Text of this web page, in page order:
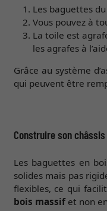
Les baguettes
Vous pouvez à
La toile est
les agrafes à
Grâce au système
qui peuvent être
Construire son
Les baguettes en
solides mais pas
flexibles, ce qui
bois massifet non